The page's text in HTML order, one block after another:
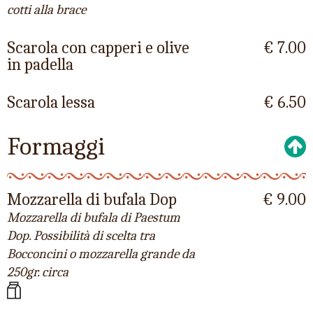
cotti alla brace
Scarola con capperi e olive
in padella
€ 7.00
Scarola lessa € 6.50
Formaggi
Mozzarella di bufala Dop
Mozzarella di bufala di Paestum
Dop. Possibilità di scelta tra
Bocconcini o mozzarella grande da
250gr. circa
€ 9.00